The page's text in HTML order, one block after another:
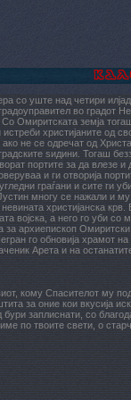
со уште над четири
во градот
Омиритската земја
христијаните од
не се одречат од
ѕидини. Тогаш
портите за да влезе
и ги отворија
граѓани и сите ги
многу се нажали и
христијанска
војска, а него го уби
за архиепископ
го обновија храмот
Арета и на
кому Спасителот му
за оние кои вкусија
заплиснати, со
по твоите свети, о